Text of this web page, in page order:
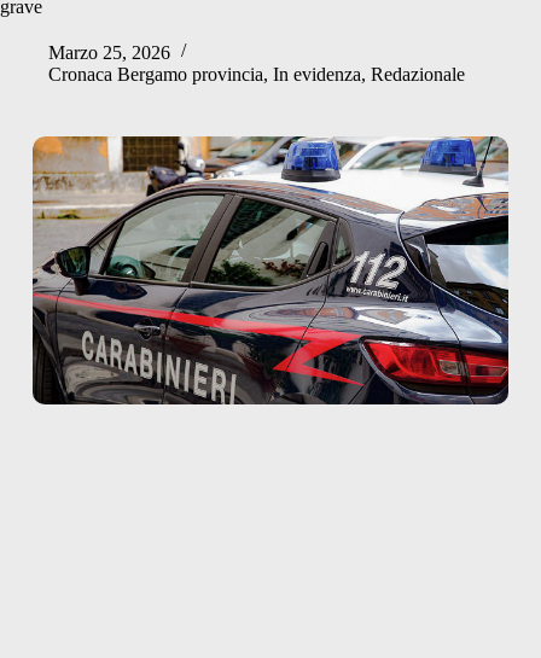
grave
Marzo 25, 2026
Cronaca Bergamo provincia, In evidenza, Redazionale